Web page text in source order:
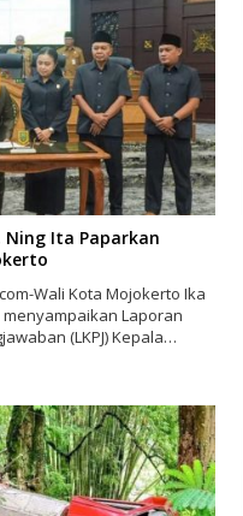
Ning Ita Paparkan
Wali Kota Mojokerto Ika
Laporan
(LKPJ) Kepala…